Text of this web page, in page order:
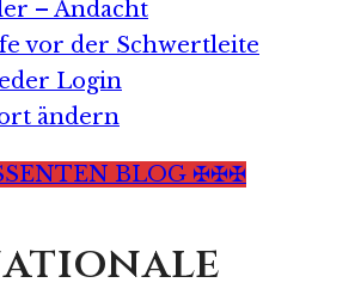
– Andacht
vor der Schwertleite
Login
ändern
BLOG ✠✠✠